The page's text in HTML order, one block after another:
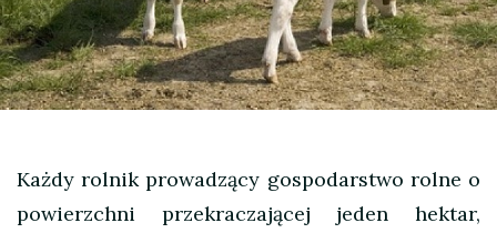
Każdy rolnik prowadzący gospodarstwo rolne o
powierzchni przekraczającej jeden hektar,